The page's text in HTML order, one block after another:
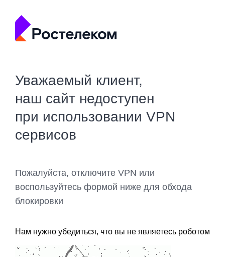
Уважаемый клиент,
наш сайт недоступен
при использовании VPN
сервисов
Пожалуйста, отключите VPN или
воспользуйтесь формой ниже для обхода
блокировки
Нам нужно убедиться, что вы не являетесь роботом